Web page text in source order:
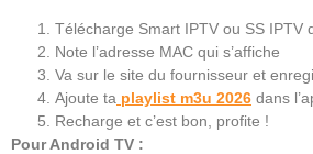
Télécharge Smart IPTV ou SS IPTV
Note l’adresse MAC qui s’affiche
Va sur le site du fournisseur et
Ajoute ta playlist m3u 2026 dans
Recharge et c’est bon, profite !
Pour Android TV :